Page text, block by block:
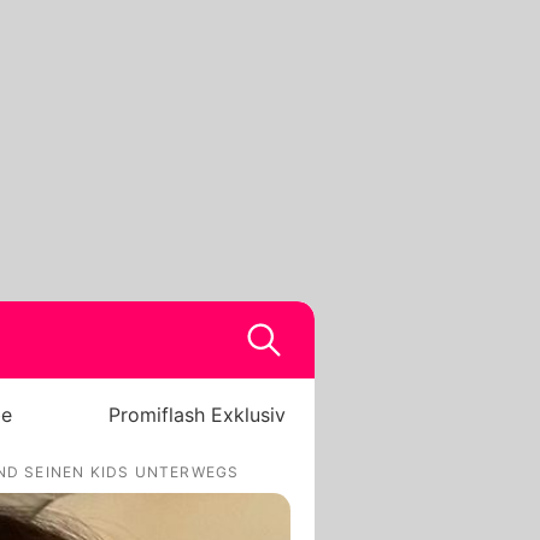
Promiflash Exklusiv
SEINEN KIDS UNTERWEGS